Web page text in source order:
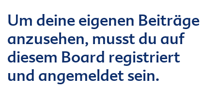
Um deine eigenen Beiträge
anzusehen, musst du auf
diesem Board registriert
und angemeldet sein.